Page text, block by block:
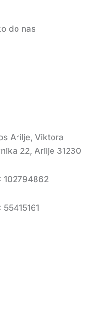
do nas
Arilje, Viktora
22, Arilje 31230
102794862
55415161